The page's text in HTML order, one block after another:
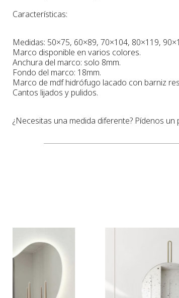
Características:
Medidas: 50×75, 60×89, 70×104, 80×119,
Marco disponible en varios colores.
Anchura del marco: solo 8mm.
Fondo del marco: 18mm.
Marco de mdf hidrófugo lacado con barniz
Cantos lijados y pulidos.
¿Necesitas una medida diferente? Pídenos